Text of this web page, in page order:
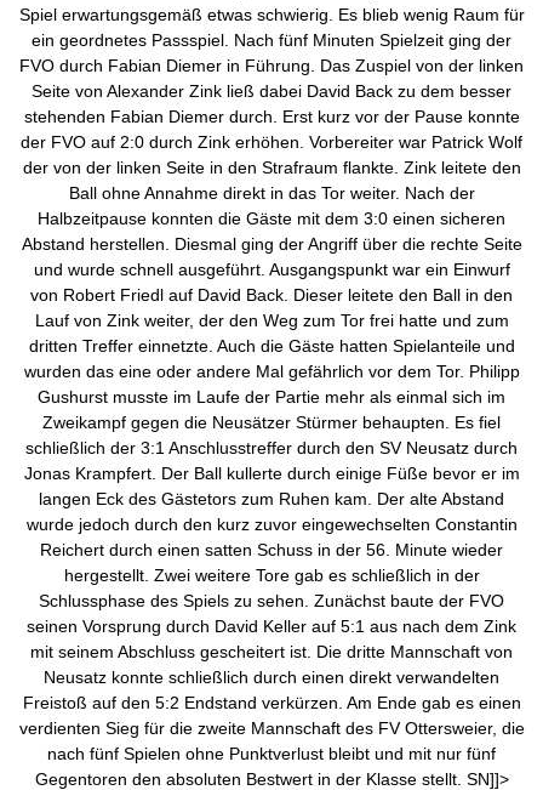
Spiel erwartungsgemäß etwas schwierig. Es blieb wenig Raum für
ein geordnetes Passspiel. Nach fünf Minuten Spielzeit ging der
FVO durch Fabian Diemer in Führung. Das Zuspiel von der linken
Seite von Alexander Zink ließ dabei David Back zu dem besser
stehenden Fabian Diemer durch. Erst kurz vor der Pause konnte
der FVO auf 2:0 durch Zink erhöhen. Vorbereiter war Patrick Wolf
der von der linken Seite in den Strafraum flankte. Zink leitete den
Ball ohne Annahme direkt in das Tor weiter. Nach der
Halbzeitpause konnten die Gäste mit dem 3:0 einen sicheren
Abstand herstellen. Diesmal ging der Angriff über die rechte Seite
und wurde schnell ausgeführt. Ausgangspunkt war ein Einwurf
von Robert Friedl auf David Back. Dieser leitete den Ball in den
Lauf von Zink weiter, der den Weg zum Tor frei hatte und zum
dritten Treffer einnetzte. Auch die Gäste hatten Spielanteile und
wurden das eine oder andere Mal gefährlich vor dem Tor. Philipp
Gushurst musste im Laufe der Partie mehr als einmal sich im
Zweikampf gegen die Neusätzer Stürmer behaupten. Es fiel
schließlich der 3:1 Anschlusstreffer durch den SV Neusatz durch
Jonas Krampfert. Der Ball kullerte durch einige Füße bevor er im
langen Eck des Gästetors zum Ruhen kam. Der alte Abstand
wurde jedoch durch den kurz zuvor eingewechselten Constantin
Reichert durch einen satten Schuss in der 56. Minute wieder
hergestellt. Zwei weitere Tore gab es schließlich in der
Schlussphase des Spiels zu sehen. Zunächst baute der FVO
seinen Vorsprung durch David Keller auf 5:1 aus nach dem Zink
mit seinem Abschluss gescheitert ist. Die dritte Mannschaft von
Neusatz konnte schließlich durch einen direkt verwandelten
Freistoß auf den 5:2 Endstand verkürzen. Am Ende gab es einen
verdienten Sieg für die zweite Mannschaft des FV Ottersweier, die
nach fünf Spielen ohne Punktverlust bleibt und mit nur fünf
Gegentoren den absoluten Bestwert in der Klasse stellt. SN]]>